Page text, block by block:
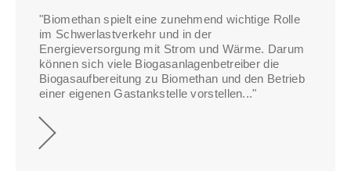
"Biomethan spielt eine zunehmend wichtige Rolle
im Schwerlastverkehr und in der
Energieversorgung mit Strom und Wärme. Darum
können sich viele Biogasanlagenbetreiber die
Biogasaufbereitung zu Biomethan und den Betrieb
einer eigenen Gastankstelle vorstellen..."